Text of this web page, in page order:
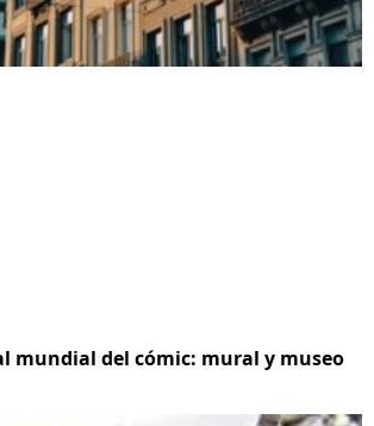
mundial del cómic: mural y museo